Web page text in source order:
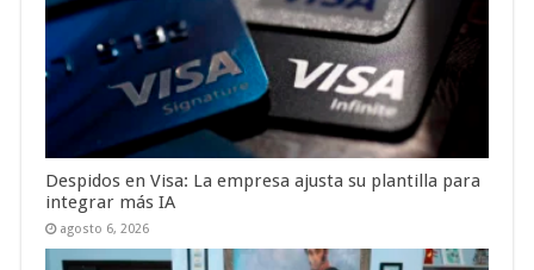
Despidos en Visa: La empresa ajusta su plantilla para
integrar más IA
agosto 6, 2026